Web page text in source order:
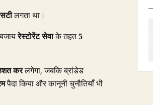
लगता था।
रेस्टोरेंट सेवाके तहत5
करलगेगा, जबकि ब्रांडेड
पैदा किया और कानूनी चुनौतियाँ भी